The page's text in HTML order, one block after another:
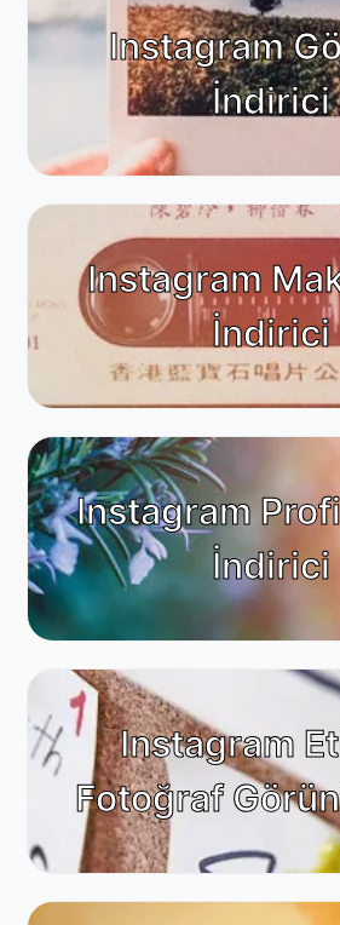
Instagram
İndirici
Instagram
İndirici
Instagram
İndirici
Instagram
Fotoğraf